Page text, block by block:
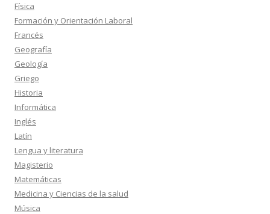
Física
Formación y Orientación Laboral
Francés
Geografía
Geología
Griego
Historia
Informática
Inglés
Latín
Lengua y literatura
Magisterio
Matemáticas
Medicina y Ciencias de la salud
Música